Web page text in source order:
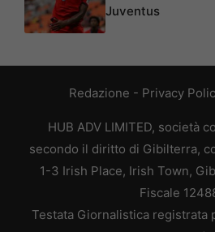
Juventus
Redazione - Privacy
HUB ADV LIMITED, società
secondo il diritto di Gibilterra,
1-3 Irish Place, Irish Town,
Fiscale
Testata Giornalistica registrata